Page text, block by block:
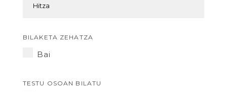
BILAKETA ZEHATZA
Bai
TESTU OSOAN BILATU